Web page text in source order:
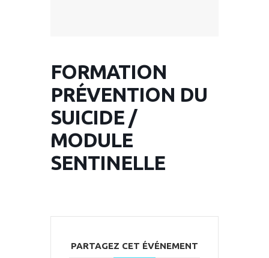
FORMATION
PRÉVENTION DU
SUICIDE /
MODULE
SENTINELLE
PARTAGEZ CET ÉVÉNEMENT